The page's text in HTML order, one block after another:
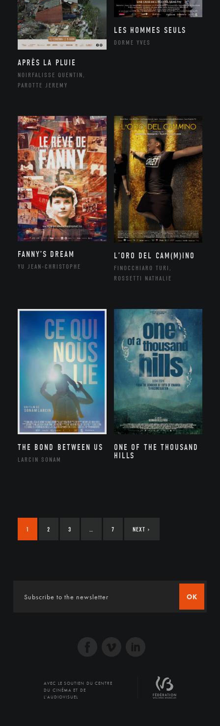
APRÈS LA PLUIE
NOIRFALISSE QUENTIN,
PAROTTE JEREMY
LES HOMMES SEULS
DORME YVES
FANNY’S DREAM
YU JEAN-CHRISTOPHE
L’ORO DEL CAM(M)INO
FINOCCHIARO TURI,
ROSSETTI NATHALIE
THE BOND BETWEEN US
LARCIN SONAM
ONE OF THE THOUSAND
HILLS
1 2 3 … 7 NEXT ›
OK
AVEC LE SOUTIEN DU CENTRE
DU CINÉMA ET DE
L'AUDIOVISUEL